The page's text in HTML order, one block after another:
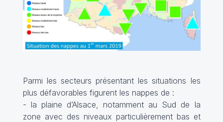
Parmi les secteurs présentant les situations les
plus défavorables figurent les nappes de :
- la plaine d’Alsace, notamment au Sud de la
zone avec des niveaux particulièrement bas et